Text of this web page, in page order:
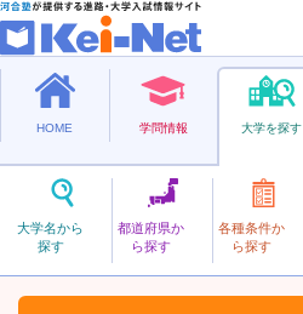
HOME 学問情報 大学を探す
大学名から
探す
都道府県か
ら探す
各種条件か
ら探す
私立
りゅうこく
龍谷大学